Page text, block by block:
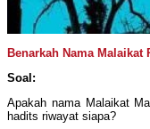
Benarkah Nama
Soal:
Apakah nama Malaikat
hadits riwayat siapa?